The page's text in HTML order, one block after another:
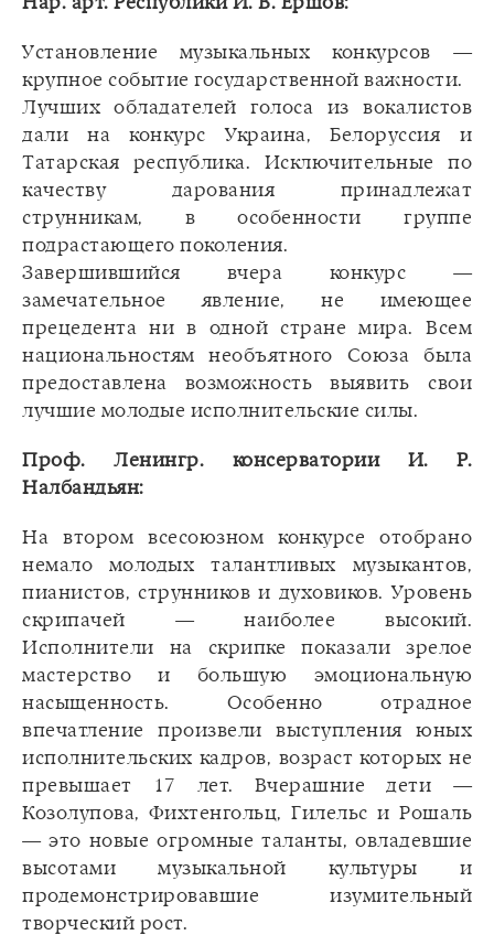
Установление музыкальных конкурсов —
крупное событие государственной важности.
Лучших обладателей голоса из вокалистов
дали на конкурс Украина, Белоруссия и
Татарская республика. Исключительные по
качеству дарования принадлежат
струнникам, в особенности группе
подрастающего поколения.
Завершившийся вчера конкурс —
замечательное явление, не имеющее
прецедента ни в одной стране мира. Всем
национальностям необъятного Союза была
предоставлена возможность выявить свои
лучшие молодые исполнительские силы.
Проф. Ленингр. консерватории И. Р.
Налбандьян:
На втором всесоюзном конкурсе отобрано
немало молодых талантливых музыкантов,
пианистов, струнников и духовиков. Уровень
скрипачей — наиболее высокий.
Исполнители на скрипке показали зрелое
мастерство и большую эмоциональную
насыщенность. Особенно отрадное
впечатление произвели выступления юных
исполнительских кадров, возраст которых не
превышает 17 лет. Вчерашние дети —
Козолупова, Фихтенгольц, Гилельс и Рошаль
— это новые огромные таланты, овладевшие
высотами музыкальной культуры и
продемонстрировавшие изумительный
творческий рост.